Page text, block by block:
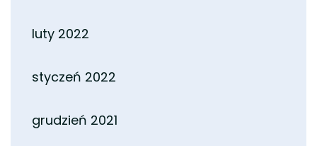
luty 2022
styczeń 2022
grudzień 2021